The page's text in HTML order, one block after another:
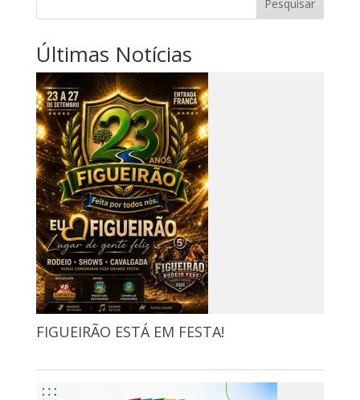
Pesquisar
Últimas Notícias
FIGUEIRÃO ESTÁ EM FESTA!